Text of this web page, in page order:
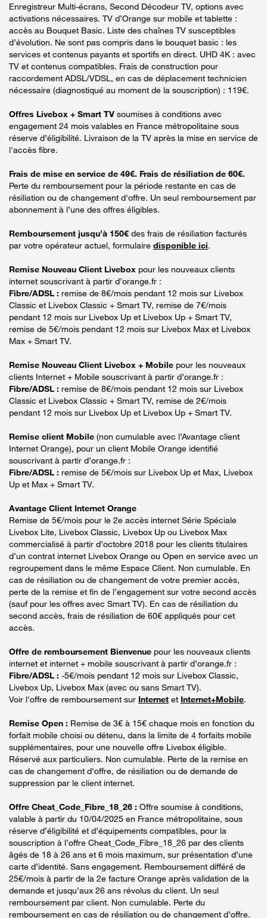
Enregistreur Multi-écrans, Second Décodeur TV, options avec
activations nécessaires. TV d’Orange sur mobile et tablette :
accès au Bouquet Basic. Liste des chaînes TV susceptibles
d’évolution. Ne sont pas compris dans le bouquet basic : les
services et contenus payants et sportifs en direct. UHD 4K : avec
TV et contenus compatibles. Frais de construction pour
raccordement ADSL/VDSL, en cas de déplacement technicien
nécessaire (diagnostiqué au moment de la souscription) : 119€.
Offres Livebox + Smart TV soumises à conditions avec
engagement 24 mois valables en France métropolitaine sous
réserve d’éligibilité. Livraison de la TV après la mise en service de
l'accès fibre.
Frais de mise en service de 49€. Frais de résiliation de 60€.
Perte du remboursement pour la période restante en cas de
résiliation ou de changement d'offre. Un seul remboursement par
abonnement à l’une des offres éligibles.
Remboursement jusqu’à 150€ des frais de résiliation facturés
par votre opérateur actuel, formulaire disponible ici.
Remise Nouveau Client Livebox pour les nouveaux clients
internet souscrivant à partir d’orange.fr :
Fibre/ADSL : remise de 8€/mois pendant 12 mois sur Livebox
Classic et Livebox Classic + Smart TV, remise de 7€/mois
pendant 12 mois sur Livebox Up et Livebox Up + Smart TV,
remise de 5€/mois pendant 12 mois sur Livebox Max et Livebox
Max + Smart TV.
Remise Nouveau Client Livebox + Mobile pour les nouveaux
clients Internet + Mobile souscrivant à partir d’orange.fr :
Fibre/ADSL : remise de 8€/mois pendant 12 mois sur Livebox
Classic et Livebox Classic + Smart TV, remise de 2€/mois
pendant 12 mois sur Livebox Up et Livebox Up + Smart TV.
Remise client Mobile (non cumulable avec l’Avantage client
Internet Orange), pour un client Mobile Orange identifié
souscrivant à partir d’orange.fr :
Fibre/ADSL : remise de 5€/mois sur Livebox Up et Max, Livebox
Up et Max + Smart TV.
Avantage Client Internet Orange
Remise de 5€/mois pour le 2e accès internet Série Spéciale
Livebox Lite, Livebox Classic, Livebox Up ou Livebox Max
commercialisé à partir d’octobre 2018 pour les clients titulaires
d’un contrat internet Livebox Orange ou Open en service avec un
regroupement dans le même Espace Client. Non cumulable. En
cas de résiliation ou de changement de votre premier accès,
perte de la remise et fin de l’engagement sur votre second accès
(sauf pour les offres avec Smart TV). En cas de résiliation du
second accès, frais de résiliation de 60€ appliqués pour cet
accès.
Offre de remboursement Bienvenue pour les nouveaux clients
internet et internet + mobile souscrivant à partir d’orange.fr :
Fibre/ADSL : -5€/mois pendant 12 mois sur Livebox Classic,
Livebox Up, Livebox Max (avec ou sans Smart TV).
Voir l'offre de remboursement sur Internet et Internet+Mobile.
Remise Open : Remise de 3€ à 15€ chaque mois en fonction du
forfait mobile choisi ou détenu, dans la limite de 4 forfaits mobile
supplémentaires, pour une nouvelle offre Livebox éligible.
Réservé aux particuliers. Non cumulable. Perte de la remise en
cas de changement d'offre, de résiliation ou de demande de
suppression par le client internet.
Offre Cheat_Code_Fibre_18_26 : Offre soumise à conditions,
valable à partir du 10/04/2025 en France métropolitaine, sous
réserve d’éligibilité et d’équipements compatibles, pour la
souscription à l’offre Cheat_Code_Fibre_18_26 par des clients
âgés de 18 à 26 ans et 6 mois maximum, sur présentation d’une
carte d’identité. Sans engagement. Remboursement différé de
25€/mois à partir de la 2e facture Orange après validation de la
demande et jusqu’aux 26 ans révolus du client. Un seul
remboursement par client. Non cumulable. Perte du
remboursement en cas de résiliation ou de changement d’offre.